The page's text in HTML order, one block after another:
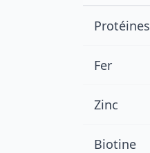
Protéines
Fer
Zinc
Biotine